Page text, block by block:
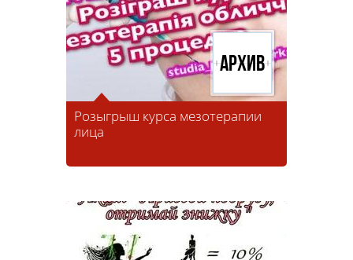
Розыгрыш курса мезотерапии
лица
Архив